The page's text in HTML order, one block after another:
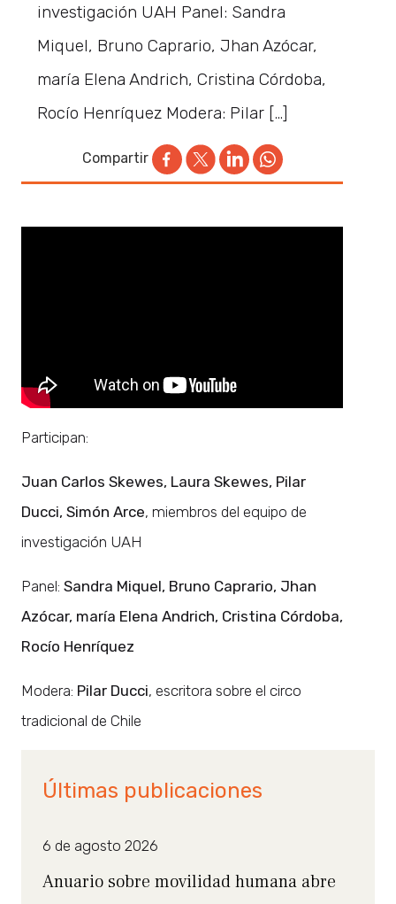
investigación UAH Panel: Sandra
Miquel, Bruno Caprario, Jhan Azócar,
maría Elena Andrich, Cristina Córdoba,
Rocío Henríquez Modera: Pilar […]
Compartir
Participan:
Juan Carlos Skewes, Laura Skewes, Pilar
Ducci, Simón Arce, miembros del equipo de
investigación UAH
Panel: Sandra Miquel, Bruno Caprario, Jhan
Azócar, maría Elena Andrich, Cristina Córdoba,
Rocío Henríquez
Modera: Pilar Ducci, escritora sobre el circo
tradicional de Chile
Últimas publicaciones
6 de agosto 2026
Anuario sobre movilidad humana abre